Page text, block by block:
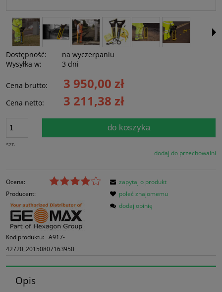
Dostępność:
na wyczerpaniu
Wysyłka w:
3 dni
Cena brutto: 3 950,00 zł
Cena netto: 3 211,38 zł
szt.
do koszyka
dodaj do przechowalni
Ocena:
Producent:
Kod produktu: A917-
42720_20150807163950
zapytaj o produkt
poleć znajomemu
dodaj opinię
Opis